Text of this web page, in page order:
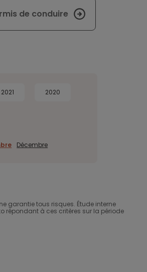
de conduire
2021 2020
Décembre
garantie tous risques. Étude interne
répondant à ces critères sur la période